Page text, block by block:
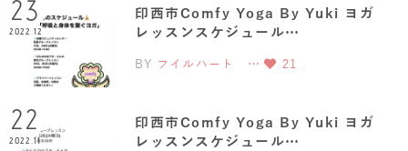
23
2022.12
印西市Comfy Yoga By Yuki ヨガ
レッスンスケジュール…
BY フイルハート … 21
22
2022.11
印西市Comfy Yoga By Yuki ヨガ
レッスンスケジュール…